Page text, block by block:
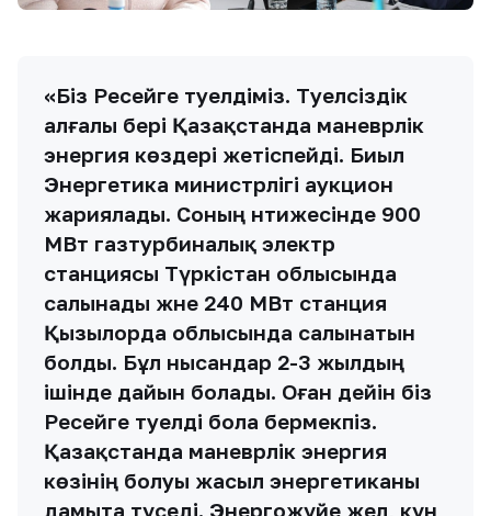
«Біз Ресейге тәуелдіміз. Тәуелсіздік
алғалы бері Қазақстанда маневрлік
энергия көздері жетіспейді. Биыл
Энергетика министрлігі аукцион
жариялады. Соның нәтижесінде 900
МВт газтурбиналық электр
станциясы Түркістан облысында
салынады және 240 МВт станция
Қызылорда облысында салынатын
болды. Бұл нысандар 2-3 жылдың
ішінде дайын болады. Оған дейін біз
Ресейге тәуелді бола бермекпіз.
Қазақстанда маневрлік энергия
көзінің болуы жасыл энергетиканы
дамыта түседі. Энергожүйе жел, күн